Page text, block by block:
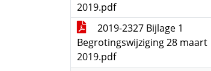
2019.pdf
2019-2327 Bijlage 1
Begrotingswijziging 28 maart
2019.pdf